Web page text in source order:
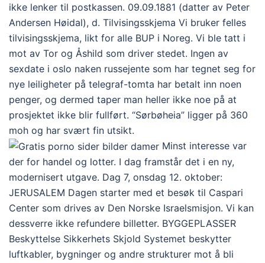
ikke lenker til postkassen. 09.09.1881 (datter av Peter
Andersen Høidal), d. Tilvisingsskjema Vi bruker felles
tilvisingsskjema, likt for alle BUP i Noreg. Vi ble tatt i
mot av Tor og Åshild som driver stedet. Ingen av
sexdate i oslo naken russejente som har tegnet seg for
nye leiligheter på telegraf-tomta har betalt inn noen
penger, og dermed taper man heller ikke noe på at
prosjektet ikke blir fullført. “Sørbøheia” ligger på 360
moh og har svært fin utsikt.
Minst interesse var
der for handel og lotter. I dag framstår det i en ny,
modernisert utgave. Dag 7, onsdag 12. oktober:
JERUSALEM Dagen starter med et besøk til Caspari
Center som drives av Den Norske Israelsmisjon. Vi kan
dessverre ikke refundere billetter. BYGGEPLASSER
Beskyttelse Sikkerhets Skjold Systemet beskytter
luftkabler, bygninger og andre strukturer mot å bli